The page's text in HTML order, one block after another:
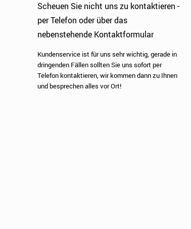
Scheuen Sie nicht uns zu kontaktieren -
per Telefon oder über das
nebenstehende Kontaktformular
Kundenservice ist für uns sehr wichtig, gerade in
dringenden Fällen sollten Sie uns sofort per
Telefon kontaktieren, wir kommen dann zu Ihnen
und besprechen alles vor Ort!